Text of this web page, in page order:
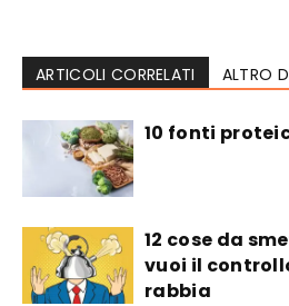
ARTICOLI CORRELATI ALTRO
10 fonti
12 cose da
vuoi il
rabbia